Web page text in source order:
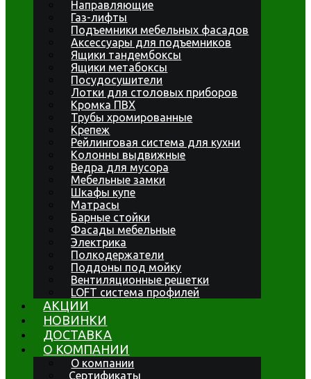
Направляющие
Газ-лифты
Подъемники мебельных фасадов
Аксессуары для подъемников
Ящики тандембоксы
Ящики метабоксы
Посудосушители
Лотки для столовых приборов
Кромка ПВХ
Трубы хромированные
Крепеж
Рейлинговая система для кухни
Колонны выдвижные
Ведра для мусора
Мебельные замки
Шкафы купе
Матрасы
Барные стойки
Фасады мебельные
Электрика
Полкодержатели
Поддоны под мойку
Вентиляционные решетки
LOFT система профилей
АКЦИИ
НОВИНКИ
ДОСТАВКА
О КОМПАНИИ
О компании
Сертификаты